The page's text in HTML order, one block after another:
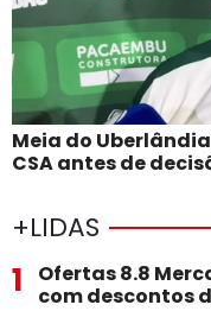
Meia do
CSA antes de
+LIDAS
1
Ofertas 8.8
com descontos